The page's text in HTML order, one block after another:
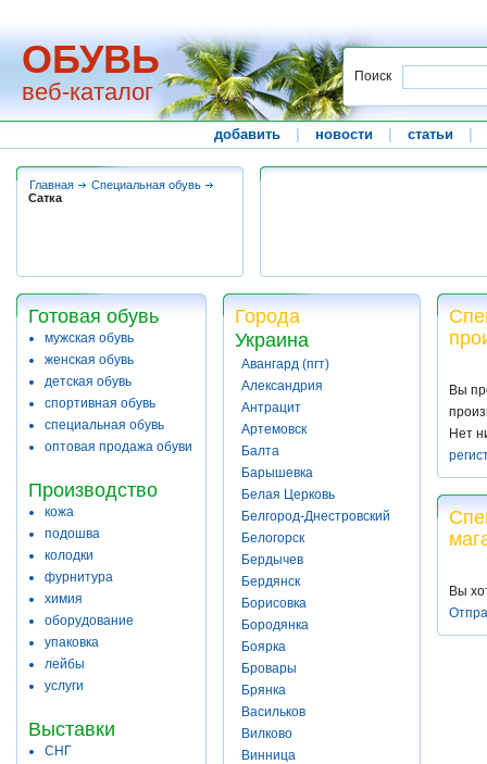
ОБУВЬ
веб-каталог
Поиск
добавить новости статьи
Главная
Специальная обувь
Сатка
Готовая обувь
мужская обувь
женская обувь
детская обувь
спортивная обувь
специальная обувь
оптовая продажа обуви
Производство
кожа
подошва
колодки
фурнитура
химия
оборудование
упаковка
лейбы
услуги
Выставки
СНГ
Города
Украина
Авангард (пгт)
Александрия
Антрацит
Артемовск
Балта
Барышевка
Белая Церковь
Белгород-Днестровский
Белогорск
Бердычев
Бердянск
Борисовка
Бородянка
Боярка
Бровары
Брянка
Васильков
Вилково
Винница
Вы
Нет
Вы